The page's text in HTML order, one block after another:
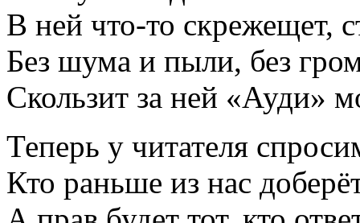
В ней что-то скрежещет,
Без шума и пыли, без
Скользит за ней «Ауди»
Теперь у читателя
Кто раньше из нас